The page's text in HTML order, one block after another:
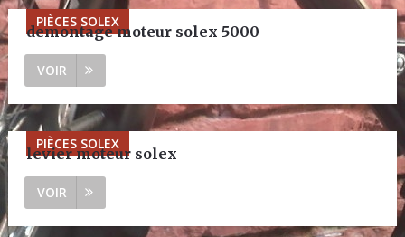
PIÈCES SOLEX
demontage moteur solex 5000
VOIR
PIÈCES SOLEX
levier moteur solex
VOIR